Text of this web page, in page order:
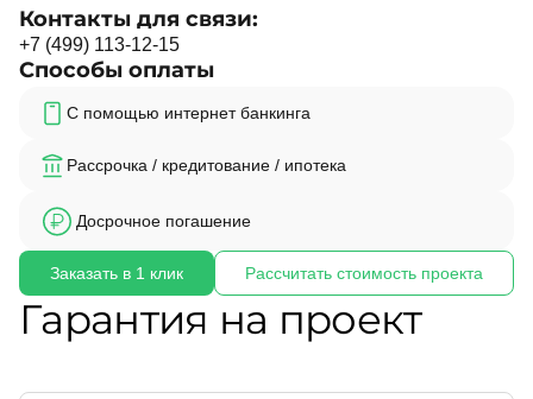
Контакты для связи:
+7 (499) 113-12-15
Способы оплаты
С помощью интернет банкинга
Рассрочка / кредитование / ипотека
Досрочное погашение
Заказать в 1 клик Рассчитать стоимость проекта
Гарантия на проект